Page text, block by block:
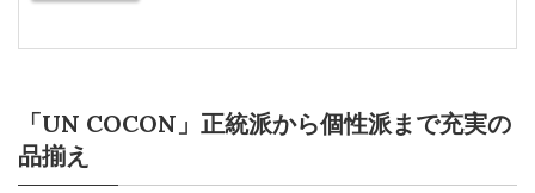
「UN COCON」正統派から個性派まで充実の
品揃え